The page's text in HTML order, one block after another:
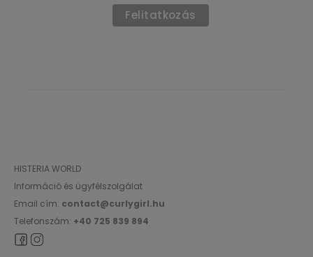
HISTERIA WORLD
Információ és ügyfélszolgálat
Email cím: contact@curlygirl.hu
Telefonszám: +40 725 839 894